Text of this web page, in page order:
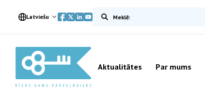
Latviešu Meklēt vietnē
Aktualitātes Par mums